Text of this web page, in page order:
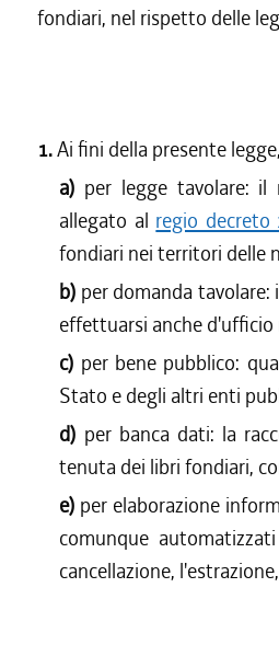
fondiari, nel rispetto delle
1.Ai fini della presente
a) per legge tavolare:
allegato al regio decreto
fondiari nei territori delle
b) per domanda
effettuarsi anche
c) per bene pubblico:
Stato e degli altri enti
d) per banca dati: la
tenuta dei libri fondiari,
e) per elaborazione
comunque
cancellazione,